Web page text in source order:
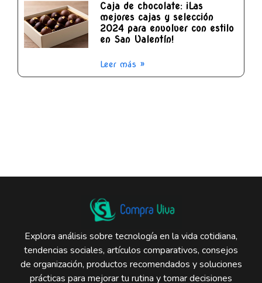
Caja de chocolate: ¡Las
mejores cajas y selección
2024 para envolver con estilo
en San Valentín!
Leer más »
Explora análisis sobre tecnología en la vida cotidiana,
tendencias sociales, artículos comparativos, consejos
de organización, productos recomendados y soluciones
prácticas para mejorar tu rutina y tomar decisiones